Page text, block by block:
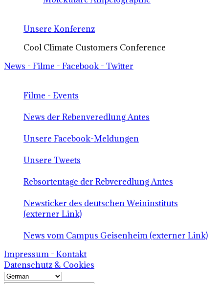
Unsere Konferenz
Cool Climate Customers Conference
News - Filme - Facebook - Twitter
Filme - Events
News der Rebenveredlung Antes
Unsere Facebook-Meldungen
Unsere Tweets
Rebsortentage der Rebveredlung Antes
Newsticker des deutschen Weininstituts
(externer Link)
News vom Campus Geisenheim (externer Link)
Impressum - Kontakt
Datenschutz & Cookies